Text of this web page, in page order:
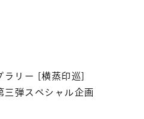
ラリー [横蒸印巡]
三弾スペシャル企画